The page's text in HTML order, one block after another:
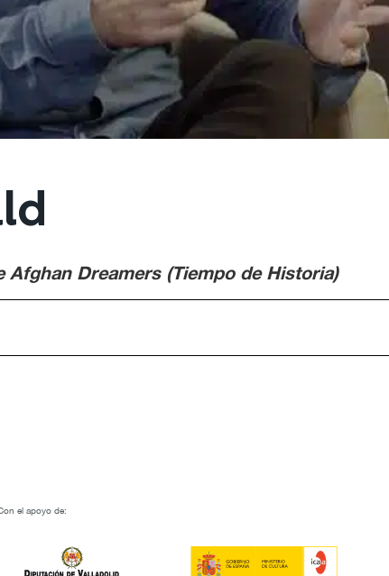
Dreamers (Tiempo de Historia)
el apoyo de: